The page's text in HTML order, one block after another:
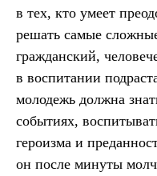
в тех, кто умеет
решать самые
гражданский,
в воспитании
молодежь должна
событиях,
героизма и
он после минуты